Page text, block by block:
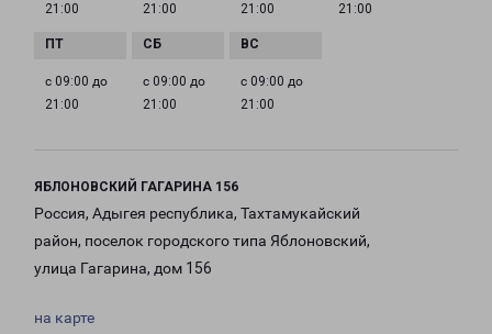
21:00
21:00
21:00
21:00
с 09:00 до
21:00
с 09:00 до
21:00
с 09:00 до
21:00
ЯБЛОНОВСКИЙ ГАГАРИНА 156
Россия, Адыгея республика, Тахтамукайский
район, поселок городского типа Яблоновский,
улица Гагарина, дом 156
на карте